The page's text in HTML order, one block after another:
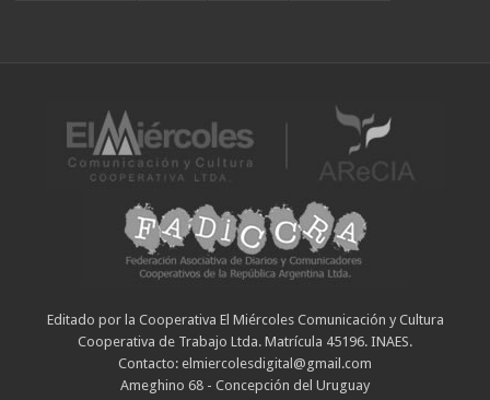
Editado por la Cooperativa El Miércoles Comunicación y Cultura
Cooperativa de Trabajo Ltda. Matrícula 45196. INAES.
Contacto: elmiercolesdigital@gmail.com
Ameghino 68 - Concepción del Uruguay